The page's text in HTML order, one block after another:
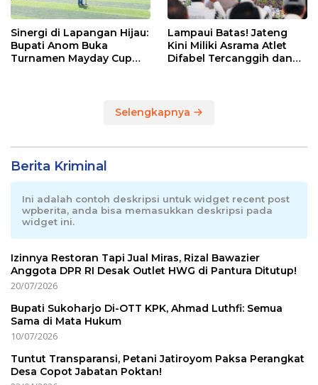
Sinergi di Lapangan Hijau:
Bupati Anom Buka
Turnamen Mayday Cup
Lampaui Batas! Jateng
Kini Miliki Asrama Atlet
Difabel Tercanggih dan
Selengkapnya
Berita Kriminal
Ini adalah contoh deskripsi untuk widget recent post
wpberita, anda bisa memasukkan deskripsi pada
widget ini.
Izinnya Restoran Tapi Jual Miras, Rizal Bawazier
Anggota DPR RI Desak Outlet HWG di Pantura Ditutup!
20/07/2026
Bupati Sukoharjo Di-OTT KPK, Ahmad Luthfi: Semua
Sama di Mata Hukum
10/07/2026
Tuntut Transparansi, Petani Jatiroyom Paksa Perangkat
Desa Copot Jabatan Poktan!